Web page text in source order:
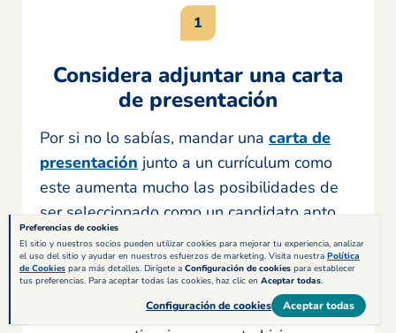
Considera adjuntar una carta
de presentación
Por si no lo sabías, mandar una carta de
presentación junto a un currículum como
este aumenta mucho las posibilidades de
ser seleccionado como un candidato apto,
ya que no solo muestra iniciativa a la hora
de presentarse, sino que en ella podrás
dirigirte al reclutador en cuestión de una
forma más personal, transmitiendo las
Preferencias de cookies
El sitio y nuestros socios pueden utilizar cookies para mejorar tu experiencia, analizar
el uso del sitio y ayudar en nuestros esfuerzos de marketing. Visita nuestra Política
de Cookies para más detalles. Dirígete a Configuración de cookies para establecer
tus preferencias. Para aceptar todas las cookies, haz clic en Aceptar todas.
Configuración de cookies Aceptar todas